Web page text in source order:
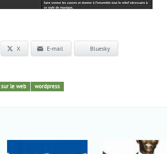
X E-mail Bluesky
sur le web wordpress